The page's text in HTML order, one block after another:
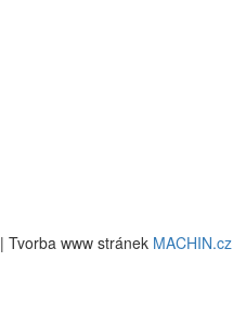
| Tvorba www stránek MACHIN.cz